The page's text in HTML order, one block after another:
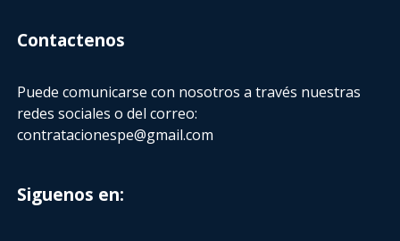
Contactenos
Puede comunicarse con nosotros a través nuestras
redes sociales o del correo:
contratacionespe@gmail.com
Siguenos en: